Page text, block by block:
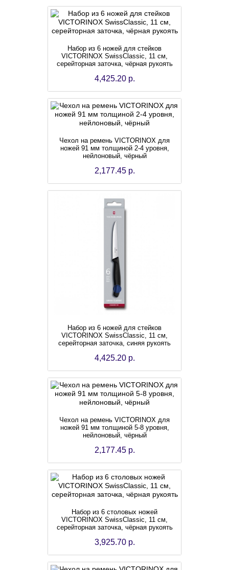
Набор из 6 ножей для стейков
VICTORINOX SwissClassic, 11 см,
серейторная заточка, чёрная рукоять
4,425.20 р.
Чехол на ремень VICTORINOX для
ножей 91 мм толщиной 2-4 уровня,
нейлоновый, чёрный
2,177.45 р.
Набор из 6 ножей для стейков
VICTORINOX SwissClassic, 11 см,
серейторная заточка, синяя рукоять
4,425.20 р.
Чехол на ремень VICTORINOX для
ножей 91 мм толщиной 5-8 уровня,
нейлоновый, чёрный
2,177.45 р.
Набор из 6 столовых ножей
VICTORINOX SwissClassic, 11 см,
серейторная заточка, чёрная рукоять
3,925.70 р.